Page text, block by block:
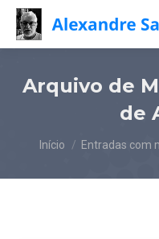
Arquivo de
de
Você está aqui:
Início Entradas com